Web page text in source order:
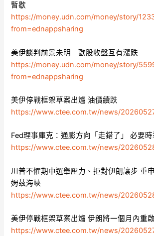
暫歇
https://money.udn.com/money/story/
from=ednappsharing
美伊談判前景未明 歐股收盤互有漲跌
https://money.udn.com/money/story/
from=ednappsharing
美伊停戰框架草案出爐 油價續跌
https://www.ctee.com.tw/news/
Fed理事庫克：通膨方向「走錯了」 必要
https://www.ctee.com.tw/news/
川普不懼期中選舉壓力、拒對伊朗讓步 重
姆茲海峽
https://www.ctee.com.tw/news/
美伊停戰框架草案出爐 伊朗將一個月內重
https://www.ctee.com.tw/news/